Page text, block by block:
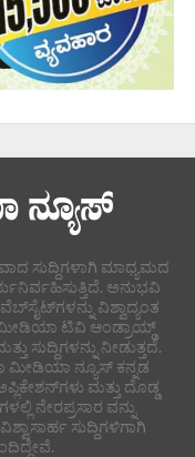
ಸುದ್ದಿಗಳಾಗಿ ಮಾಧ್ಯಮದ
ಅನುಭವಿ
ವಿಶ್ವಾದ್ಯಂತ
ಮೀಡಿಯಾ ಟಿವಿ ಆಂಡ್ರಾಯ್ಡ್
ಸುದ್ದಿಗಳನ್ನು ನೀಡುತ್ತದೆ.
ಮೀಡಿಯಾ ನ್ಯೂಸ್ ಕನ್ನಡ
ಮತ್ತು ದೊಡ್ಡ
ನೇರಪ್ರಸಾರ ವನ್ನು
ಸುದ್ದಿಗಳಿಗಾಗಿ